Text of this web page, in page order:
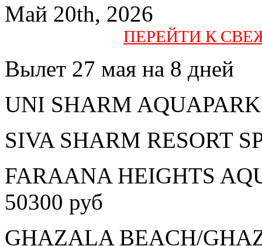
Май 20th, 2026
ПЕРЕЙТИ К
Вылет 27 мая на 8 дней
UNI SHARM
SIVA SHARM RESORT
FARAANA HEIGHTS
50300 руб
GHAZALA BEACH/